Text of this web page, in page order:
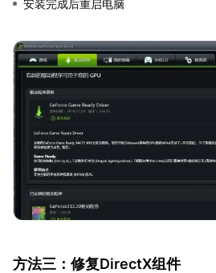
安装完成后重启电脑
方法三：修复DirectX组件